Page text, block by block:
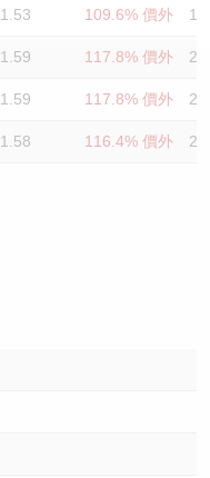
1.53 109.6% 價外
1.59 117.8% 價外
1.59 117.8% 價外
1.58 116.4% 價外